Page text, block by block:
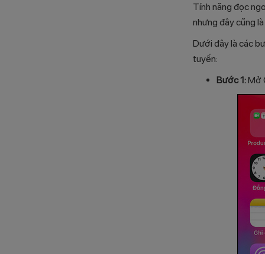
Tính năng đọc
nhưng đây cũng
Dưới đây là các
tuyến:
Bước 1:Mở